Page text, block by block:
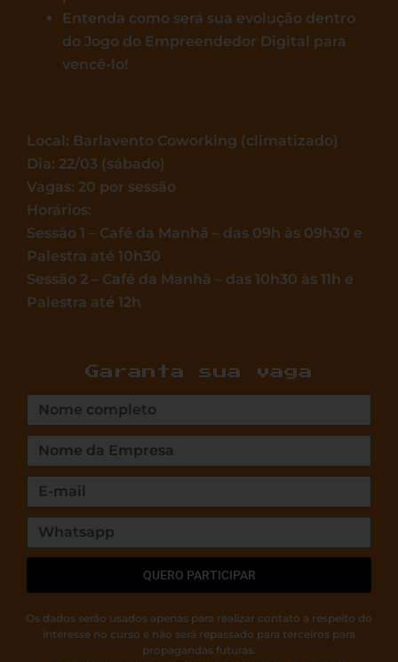
Entenda como será sua evolução dentro
do Jogo do Empreendedor Digital para
vencê-lo!
Local: Barlavento Coworking (climatizado)
Dia: 22/03 (sábado)
Vagas: 20 por sessão
Horários:
Sessão 1 – Café da Manhã – das 09h às 09h30 e
Palestra até 10h30
Sessão 2 – Café da Manhã – das 10h30 às 11h e
Palestra até 12h
Garanta sua vaga
QUERO PARTICIPAR
Os dados serão usados apenas para realizar contato a respeito do
interesse no curso e não será repassado para terceiros para
propagandas futuras.